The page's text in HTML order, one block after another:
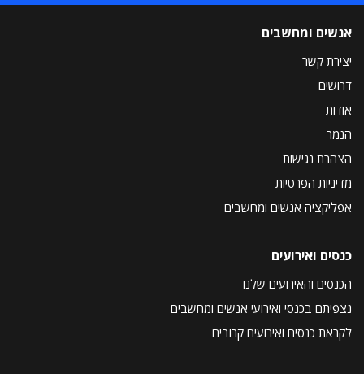
אנשים ומחשבים
יצירת קשר
דרושים
אודות
הנמר
הצהרת נגישות
מדיניות הפרטיות
אפליקציה אנשים ומחשבים
כנסים ואירועים
הכנסים והאירועים שלנו
נצפיתם בכנסי ואירועי אנשים ומחשבים
לקראת כנסים ואירועים קרובים